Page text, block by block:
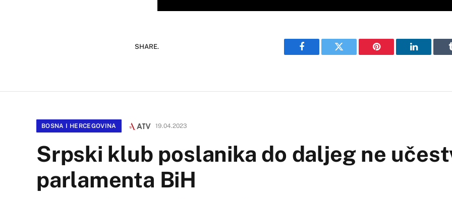
SHARE.
Facebook Twitter Pinterest LinkedIn
BOSNA I HERCEGOVINA 19.04.2023
Srpski klub poslanika do daljeg ne
parlamenta BiH